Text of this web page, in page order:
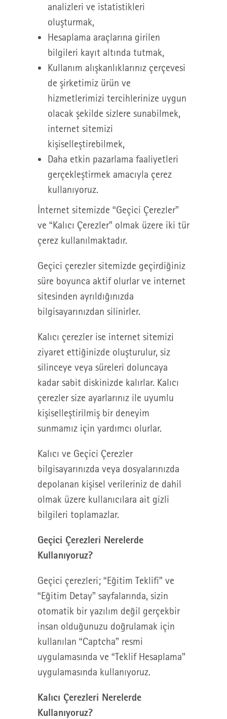
analizleri ve istatistikleri
oluşturmak,
Hesaplama araçlarına girilen
bilgileri kayıt altında tutmak,
Kullanım alışkanlıklarınız çerçevesi
de şirketimiz ürün ve
hizmetlerimizi tercihlerinize uygun
olacak şekilde sizlere sunabilmek,
internet sitemizi
kişiselleştirebilmek,
Daha etkin pazarlama faaliyetleri
gerçekleştirmek amacıyla çerez
kullanıyoruz.
İnternet sitemizde “Geçici Çerezler”
ve “Kalıcı Çerezler” olmak üzere iki tür
çerez kullanılmaktadır.
Geçici çerezler sitemizde geçirdiğiniz
süre boyunca aktif olurlar ve internet
sitesinden ayrıldığınızda
bilgisayarınızdan silinirler.
Kalıcı çerezler ise internet sitemizi
ziyaret ettiğinizde oluşturulur, siz
silinceye veya süreleri doluncaya
kadar sabit diskinizde kalırlar. Kalıcı
çerezler size ayarlarınız ile uyumlu
kişiselleştirilmiş bir deneyim
sunmamız için yardımcı olurlar.
Kalıcı ve Geçici Çerezler
bilgisayarınızda veya dosyalarınızda
depolanan kişisel verileriniz de dahil
olmak üzere kullanıcılara ait gizli
bilgileri toplamazlar.
Geçici Çerezleri Nerelerde
Kullanıyoruz?
Geçici çerezleri; “Eğitim Teklifi” ve
“Eğitim Detay” sayfalarında, sizin
otomatik bir yazılım değil gerçekbir
insan olduğunuzu doğrulamak için
kullanılan “Captcha” resmi
uygulamasında ve “Teklif Hesaplama”
uygulamasında kullanıyoruz.
Kalıcı Çerezleri Nerelerde
Kullanıyoruz?